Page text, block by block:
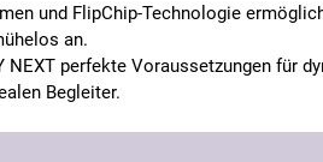
und FlipChip-Technologie
an.
perfekte Voraussetzungen für
Begleiter.